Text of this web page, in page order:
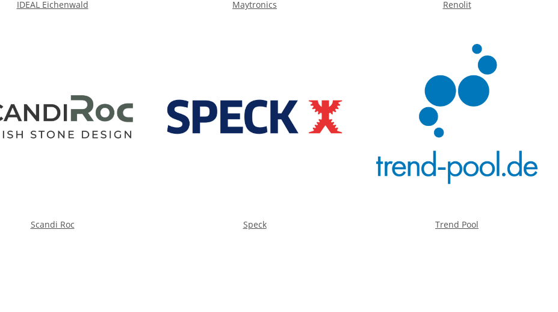
IDEAL Eichenwald Maytronics Renolit
Scandi Roc Speck Trend Pool